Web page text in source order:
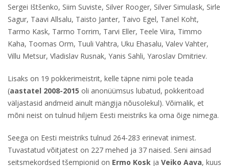
Sergei Ištšenko, Siim Suviste, Silver Rooger, Silver Simulask, Sirle
Sagur, Taavi Allsalu, Taisto Janter, Taivo Egel, Tanel Koht,
Tarmo Kask, Tarmo Torrim, Tarvi Eller, Teele Viira, Timmo
Kaha, Toomas Orm, Tuuli Vahtra, Uku Ehasalu, Valev Vahter,
Villu Metsur, Vladislav Rusnak, Yanis Sahli, Yaroslav Dmitriev.
Lisaks on 19 pokkerimeistrit, kelle täpne nimi pole teada
(aastatel 2008-2015 oli anonüümsus lubatud, pokkeritoad
väljastasid andmeid ainult mängija nõusolekul). Võimalik, et
mõni neist on tulnud hiljem Eesti meistriks ka oma õige nimega.
Seega on Eesti meistriks tulnud 264-283 erinevat inimest.
Tuvastatud võitjatest on 227 mehed ja 37 naised. Seni ainsad
seitsmekordsed tšempionid on Ermo Kosk ja Veiko Aava, kuus